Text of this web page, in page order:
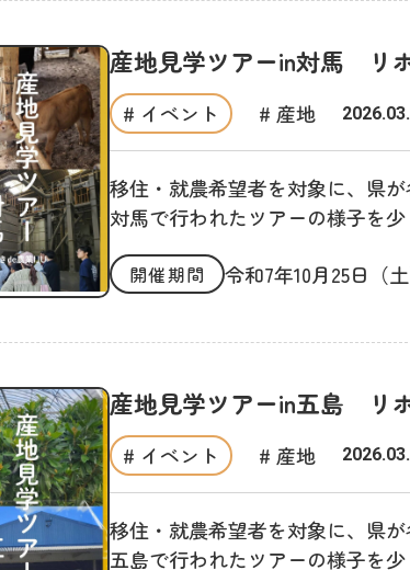
産地見学ツアーin対馬 リ
# イベント # 産地
移住・就農希望者を対象に、県
対馬で行われたツアーの様子を少
開催期間 令和7年10月25日（
産地見学ツアーin五島 リ
# イベント # 産地
移住・就農希望者を対象に、県
五島で行われたツアーの様子を少